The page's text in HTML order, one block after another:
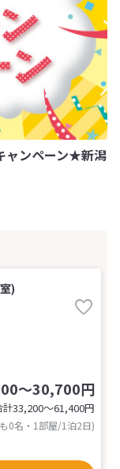
ャンペーン★新潟
)
～30,700円
計33,200〜61,400円
0名・1部屋/1泊2日)